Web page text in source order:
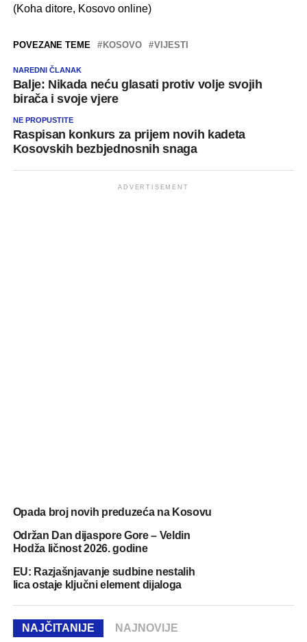
(Koha ditore, Kosovo online)
POVEZANE TEME KOSOVO VIJESTI
NAREDNI ČLANAK
Balje: Nikada neću glasati protiv volje svojih
birača i svoje vjere
NE PROPUSTITE
Raspisan konkurs za prijem novih kadeta
Kosovskih bezbjednosnih snaga
ADVERTISEMENT
Opada broj novih preduzeća na Kosovu
Održan Dan dijaspore Gore – Veldin
Hodža ličnost 2026. godine
EU: Razjašnjavanje sudbine nestalih
lica ostaje ključni element dijaloga
NAJČITANIJE NAJNOVIJE